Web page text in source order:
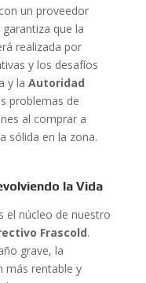
un proveedor
que la
realizada por
y los desafíos
y la Autoridad
problemas de
al comprar a
sólida en la zona.
la Vida
el núcleo de nuestro
Frascold.
grave, la
más rentable y